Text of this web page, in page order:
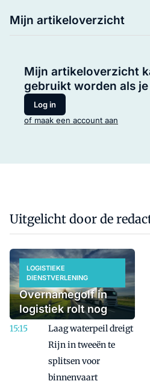
Mijn artikeloverzicht
Mijn artikeloverzicht
gebruikt worden als
Log in
of maak een account aan
Uitgelicht door de
LOGISTIEKE
DIENSTVERLENING
Overnamegolf in
logistiek rolt nog
even doorLaag waterpeil dreigt
Rijn in tweeën te
splitsen voor
binnenvaart